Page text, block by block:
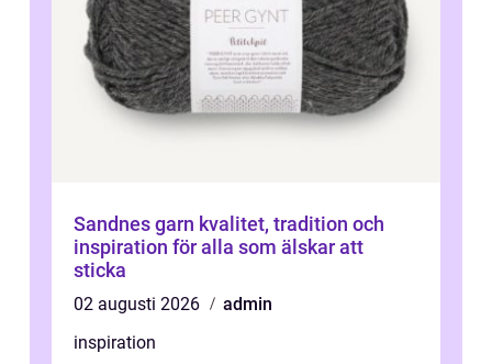
Sandnes garn kvalitet, tradition och
inspiration för alla som älskar att
sticka
02 augusti 2026
admin
inspiration